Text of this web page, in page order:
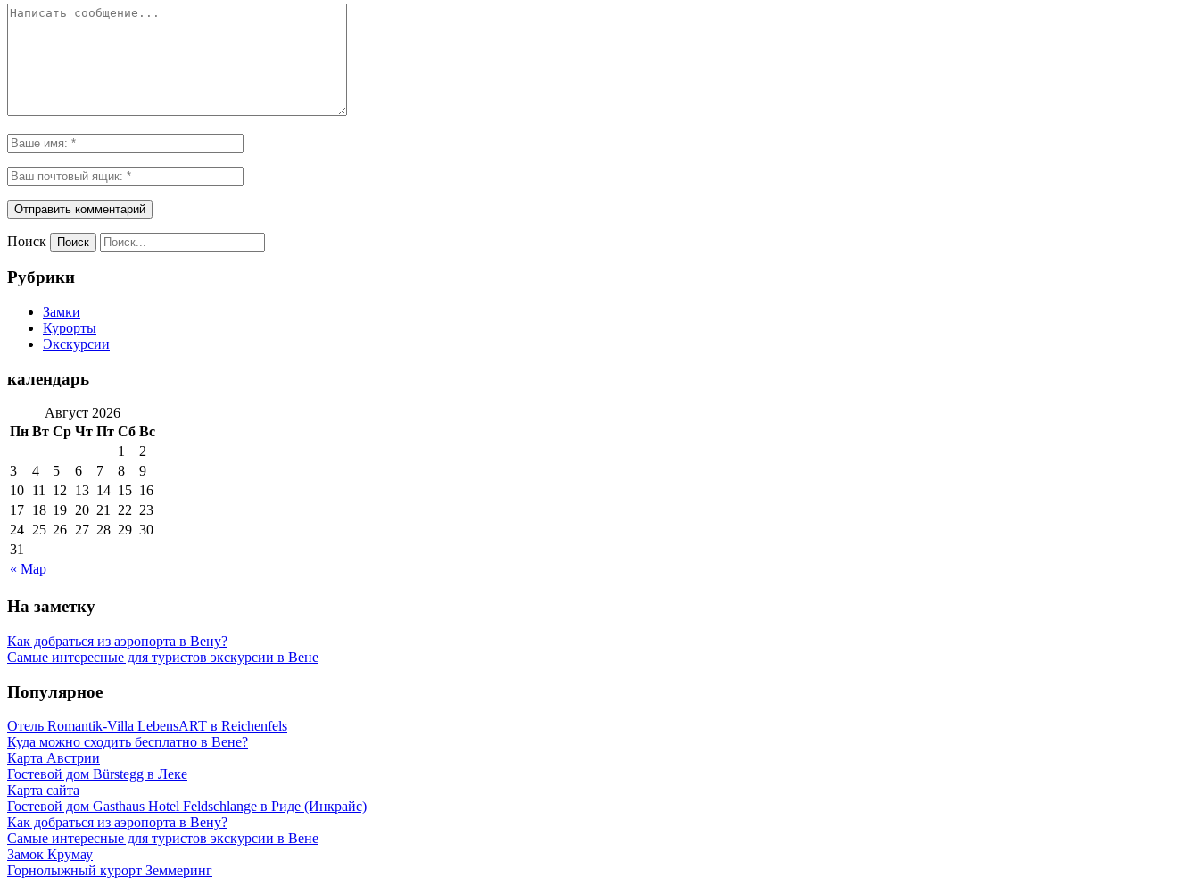
Поиск
Рубрики
Замки
Курорты
Экскурсии
календарь
Август 2026
Пн Вт Ср Чт Пт Сб Вс
« Мар
1
2
3
4 5 6 7 8
9
10 11 12 13 14 15 16
17 18 19 20 21 22 23
24 25 26 27 28 29 30
31
На заметку
Как добраться из аэропорта в Вену?
Самые интересные для туристов экскурсии в Вене
Популярное
Отель Romantik-Villa LebensART в Reichenfels
Куда можно сходить бесплатно в Вене?
Карта Австрии
Гостевой дом Bürstegg в Леке
Карта сайта
Гостевой дом Gasthaus Hotel Feldschlange в Риде (Инкрайс)
Как добраться из аэропорта в Вену?
Самые интересные для туристов экскурсии в Вене
Замок Крумау
Горнолыжный курорт Земмеринг